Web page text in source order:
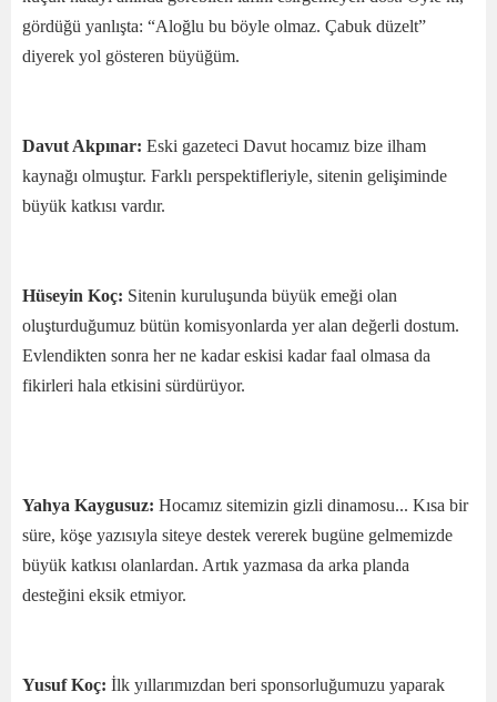
gördüğü yanlışta: “Aloğlu bu böyle olmaz. Çabuk düzelt”
diyerek yol gösteren büyüğüm.
Davut Akpınar: Eski gazeteci Davut hocamız bize ilham
kaynağı olmuştur. Farklı perspektifleriyle, sitenin gelişiminde
büyük katkısı vardır.
Hüseyin Koç: Sitenin kuruluşunda büyük emeği olan
oluşturduğumuz bütün komisyonlarda yer alan değerli dostum.
Evlendikten sonra her ne kadar eskisi kadar faal olmasa da
fikirleri hala etkisini sürdürüyor.
Yahya Kaygusuz: Hocamız sitemizin gizli dinamosu... Kısa bir
süre, köşe yazısıyla siteye destek vererek bugüne gelmemizde
büyük katkısı olanlardan. Artık yazmasa da arka planda
desteğini eksik etmiyor.
Yusuf Koç: İlk yıllarımızdan beri sponsorluğumuzu yaparak